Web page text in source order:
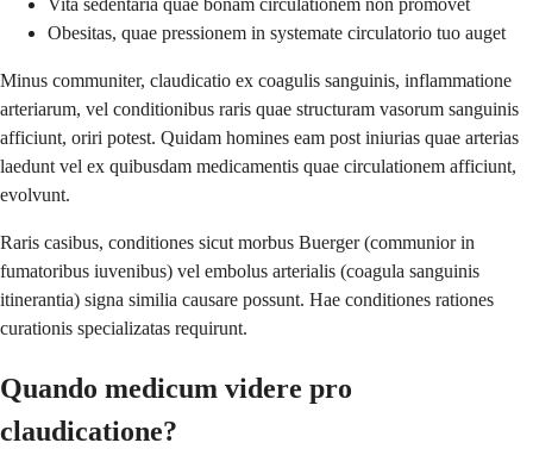
Vita sedentaria quae bonam circulationem non promovet
Obesitas, quae pressionem in systemate circulatorio tuo auget
Minus communiter, claudicatio ex coagulis sanguinis, inflammatione
arteriarum, vel conditionibus raris quae structuram vasorum sanguinis
afficiunt, oriri potest. Quidam homines eam post iniurias quae arterias
laedunt vel ex quibusdam medicamentis quae circulationem afficiunt,
evolvunt.
Raris casibus, conditiones sicut morbus Buerger (communior in
fumatoribus iuvenibus) vel embolus arterialis (coagula sanguinis
itinerantia) signa similia causare possunt. Hae conditiones rationes
curationis specializatas requirunt.
Quando medicum videre pro
claudicatione?